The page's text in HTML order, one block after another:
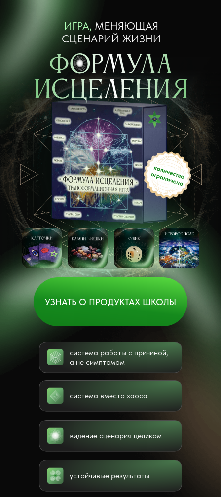
ИГРА, МЕНЯЮЩАЯ
СЦЕНАРИЙ ЖИЗНИ
система работы с причиной,
а не симптомом
видение сценария целиком
система вместо хаоса
устойчивые результаты
УЗНАТЬ О ПРОДУКТАХ ШКОЛЫ